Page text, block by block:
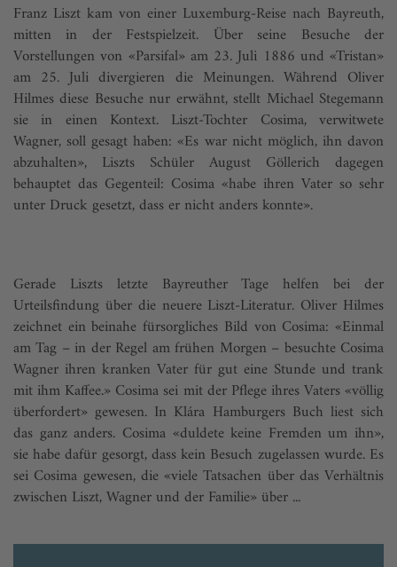
Franz Liszt kam von einer Luxemburg-Reise nach Bayreuth,
mitten in der Festspielzeit. Über seine Besuche der
Vorstellungen von «Parsifal» am 23. Juli 1886 und «Tristan»
am 25. Juli divergieren die Meinungen. Während Oliver
Hilmes diese Besuche nur erwähnt, stellt Michael Stegemann
sie in einen Kontext. Liszt-Tochter Cosima, verwitwete
Wagner, soll gesagt haben: «Es war nicht möglich, ihn davon
abzuhalten», Liszts Schüler August Göllerich dagegen
behauptet das Gegenteil: Cosima «habe ihren Vater so sehr
unter Druck gesetzt, dass er nicht anders konnte».
Gerade Liszts letzte Bayreuther Tage helfen bei der
Urteilsfindung über die neuere Liszt-Literatur. Oliver Hilmes
zeichnet ein beinahe fürsorgliches Bild von Cosima: «Einmal
am Tag – in der Regel am frühen Morgen – besuchte Cosima
Wagner ihren kranken Vater für gut eine Stunde und trank
mit ihm Kaffee.» Cosima sei mit der Pflege ihres Vaters «völlig
überfordert» gewesen. In Klára Hamburgers Buch liest sich
das ganz anders. Cosima «duldete keine Fremden um ihn»,
sie habe dafür gesorgt, dass kein Besuch zugelassen wurde. Es
sei Cosima gewesen, die «viele Tatsachen über das Verhältnis
zwischen Liszt, Wagner und der Familie» über ...